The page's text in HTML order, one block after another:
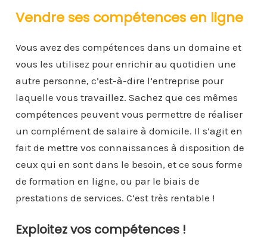
Vendre ses compétences en ligne
Vous avez des compétences dans un domaine et
vous les utilisez pour enrichir au quotidien une
autre personne, c’est-à-dire l’entreprise pour
laquelle vous travaillez. Sachez que ces mêmes
compétences peuvent vous permettre de réaliser
un complément de salaire à domicile. Il s’agit en
fait de mettre vos connaissances à disposition de
ceux qui en sont dans le besoin, et ce sous forme
de formation en ligne, ou par le biais de
prestations de services. C’est très rentable !
Exploitez vos compétences !